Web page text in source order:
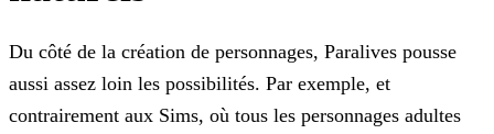
Du côté de la création de personnages, Paralives pousse
aussi assez loin les possibilités. Par exemple, et
contrairement aux Sims, où tous les personnages adultes